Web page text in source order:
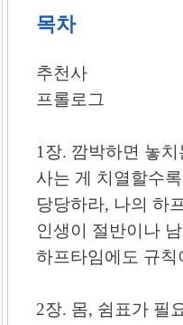
목차
추천사
프롤로그
1장. 깜박하면 놓
사는 게 치열할수
당당하라, 나의 하
인생이 절반이나
하프타임에도 규칙
2장. 몸, 쉼표가 필